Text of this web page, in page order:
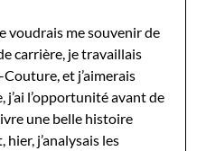
voudrais me souvenir de
carrière, je travaillais
et j’aimerais
j’ai l’opportunité avant de
une belle histoire
j’analysais les